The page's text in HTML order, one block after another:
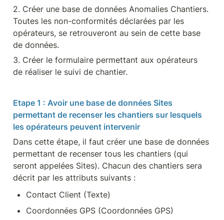
2. Créer une base de données Anomalies Chantiers.
Toutes les non-conformités déclarées par les
opérateurs, se retrouveront au sein de cette base
de données.
3. Créer le formulaire permettant aux opérateurs
de réaliser le suivi de chantier.
Etape 1 : Avoir une base de données Sites
permettant de recenser les chantiers sur lesquels
les opérateurs peuvent intervenir
Dans cette étape, il faut créer une base de données
permettant de recenser tous les chantiers (qui
seront appelées Sites). Chacun des chantiers sera
décrit par les attributs suivants :
Contact Client (Texte)
Coordonnées GPS (Coordonnées GPS)